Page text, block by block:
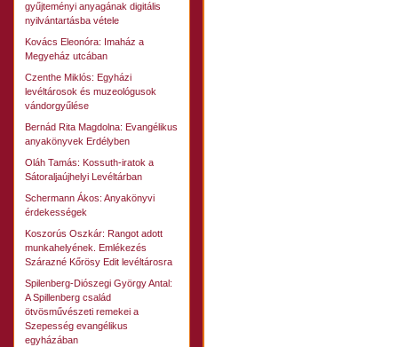
gyűjteményi anyagának digitális
nyilvántartásba vétele
Kovács Eleonóra: Imaház a
Megyeház utcában
Czenthe Miklós: Egyházi
levéltárosok és muzeológusok
vándorgyűlése
Bernád Rita Magdolna: Evangélikus
anyakönyvek Erdélyben
Oláh Tamás: Kossuth-iratok a
Sátoraljaújhelyi Levéltárban
Schermann Ákos: Anyakönyvi
érdekességek
Koszorús Oszkár: Rangot adott
munkahelyének. Emlékezés
Szárazné Kőrösy Edit levéltárosra
Spilenberg-Diószegi György Antal:
A Spillenberg család
ötvösművészeti remekei a
Szepesség evangélikus
egyházában